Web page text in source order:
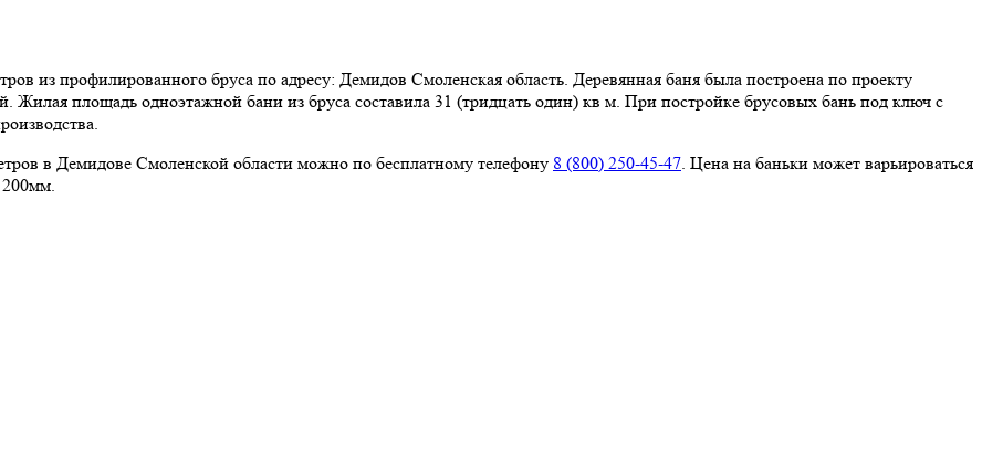
из профилированного бруса по адресу: Демидов Смоленская область. Деревянная баня была построена по проекту
Жилая площадь одноэтажной бани из бруса составила 31 (тридцать один) кв м. При постройке брусовых бань под ключ с
в Демидове Смоленской области можно по бесплатному телефону 8 (800) 250-45-47. Цена на баньки может варьироваться